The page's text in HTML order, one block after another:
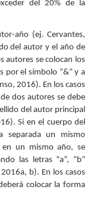
del 20% de la
año (ej. Cervantes,
del autor y el año de
autores se colocan los
por el símbolo “&” y a
2016). En los casos
dos autores se debe
del autor principal
Si en el cuerpo del
separada un mismo
en un mismo año, se
las letras “a”, “b”
2016a, b). En los casos
colocar la forma